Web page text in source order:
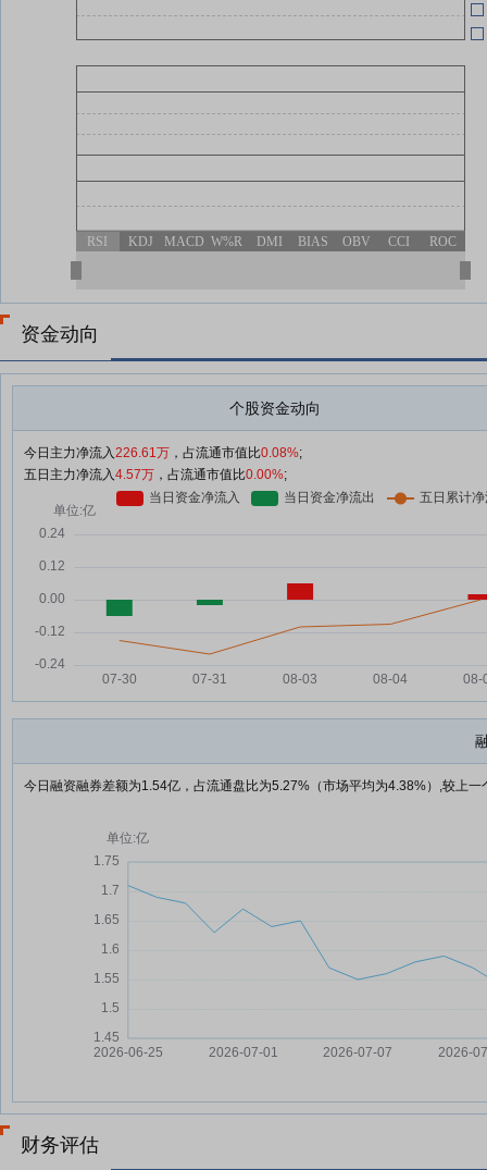
RSI KDJ MACD W%R DMI BIAS OBV CCI ROC
资金动向
个股资金动向
今日主力净流入226.61万 ，占流通市值比0.08%;
五日主力净流入4.57万 ，占流通市值比0.00%;
今日融资融券差额为1.54亿，占流通盘比为5.27%（市场平均为4.38%）,较上一
财务评估